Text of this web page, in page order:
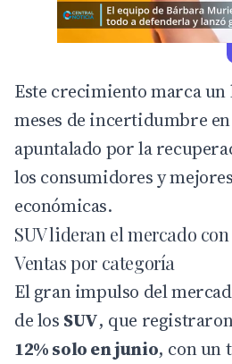
Este crecimiento marca
meses de incertidumbre
apuntalado por la
los consumidores y
económicas.
SUV lideran el mercado
Ventas por categoría
El gran impulso del
de los SUV, que
12% solo en junio, con un